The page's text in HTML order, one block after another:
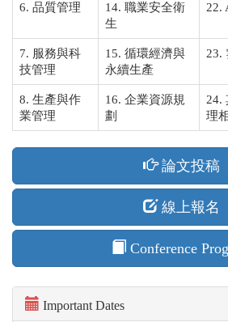
6. 品質管理
14. 職業安全衛
生
22.
7. 服務與科
技管理
15. 循環經濟與
永續生產
23.
8. 生產與作
業管理
16. 企業資源規
劃
24.
理
論文投稿
線上報名
Conference
Important Dates